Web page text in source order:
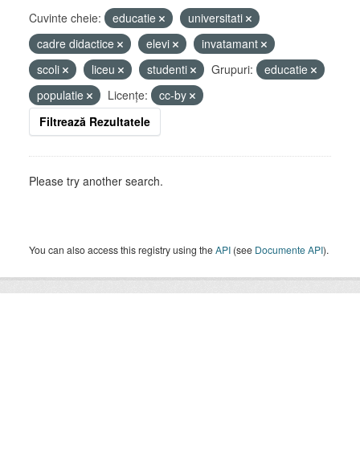
Cuvinte cheie: educatie
universitati
cadre didactice
elevi
invatamant
scoli
liceu studenti Grupuri:
educatie
populatie
Licenţe:
cc-by
Filtrează Rezultatele
Please try another search.
You can also access this registry using theAPI (see Documente API).